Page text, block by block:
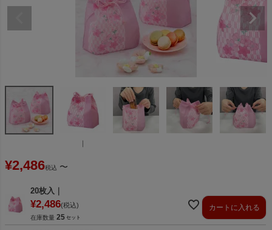
¥2,486税込 〜
20枚入｜
¥2,486 税込
在庫数量 25
カートに入れる